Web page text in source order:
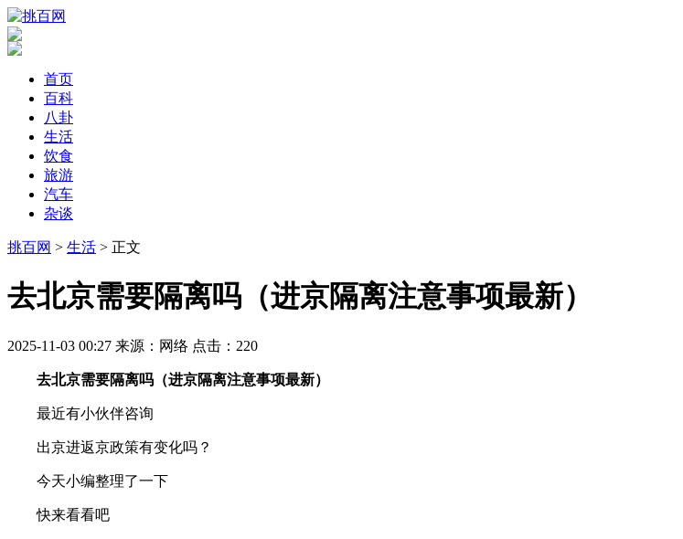
首页
百科
八卦
生活
饮食
旅游
汽车
杂谈
挑百网 > 生活 > 正文
​去北京需要隔离吗（进京隔离注意事项最新）
2025-11-03 00:27 来源：网络 点击： 220
去北京需要隔离吗（进京隔离注意事项最新）
最近有小伙伴咨询
出京进返京政策有变化吗？
今天小编整理了一下
快来看看吧